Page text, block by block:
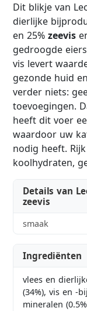
Dit blikje van
dierlijke
en 25%zeevis
gedroogde
vis levert
gezonde huid
verder niets:
toevoegingen.
heeft dit voer
waardoor uw
nodig heeft.
koolhydraten,
Details van
zeevis
smaak
Ingrediënten
vlees en
(34%), vis en -
mineralen